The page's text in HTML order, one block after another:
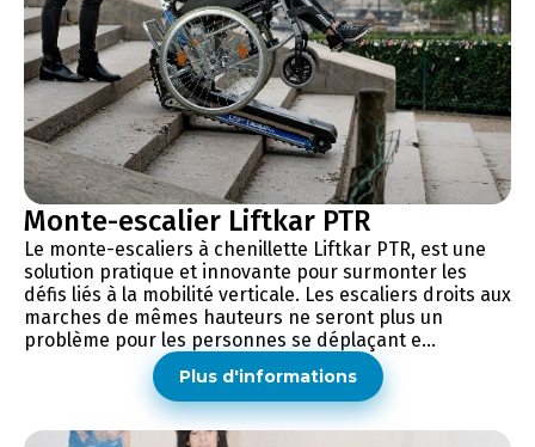
Monte-escalier Liftkar PTR
Le monte-escaliers à chenillette Liftkar PTR, est une
solution pratique et innovante pour surmonter les
défis liés à la mobilité verticale. Les escaliers droits aux
marches de mêmes hauteurs ne seront plus un
problème pour les personnes se déplaçant e...
Plus d'informations